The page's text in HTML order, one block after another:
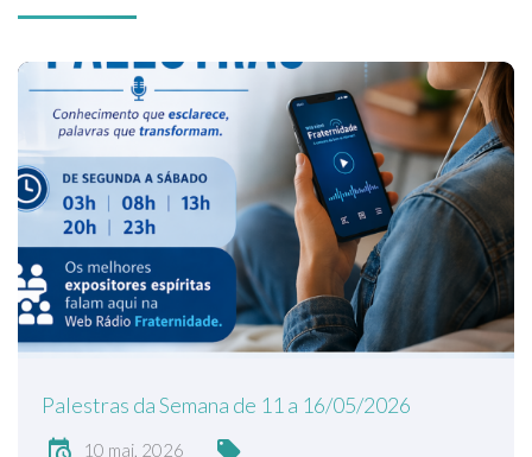
Palestras da Semana de 11 a 16/05/2026
10 mai, 2026